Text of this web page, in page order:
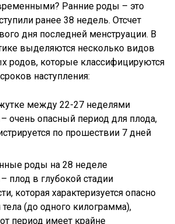
Ранние роды – это
ранее 38 недель. Отсчет
дня последней менструации. В
выделяются несколько видов
родов, которые классифицируются
наступления:
между 22-27 неделями
очень опасный период для плода,
по прошествии 7 дней
роды на 28 неделе
плод в глубокой стадии
которая характеризуется опасно
(до одного килограмма),
период имеет крайне